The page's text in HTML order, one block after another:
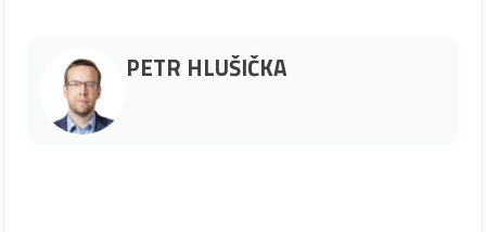
PETR HLUŠIČKA